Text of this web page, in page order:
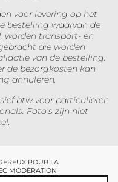
voor levering op het
bestelling waarvan de
worden transport- en
die worden
van de bestelling.
de bezorgkosten kan
annuleren.
btw voor particulieren
Foto's zijn niet
POUR LA
MODÉRATION